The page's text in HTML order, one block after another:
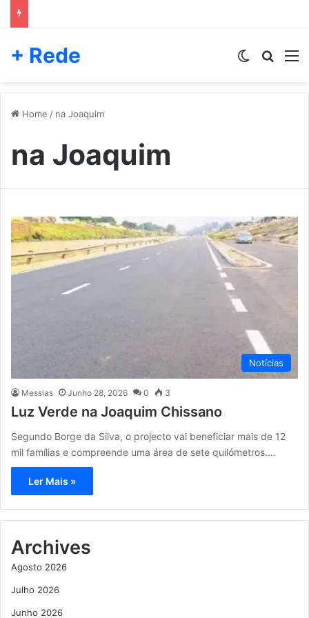
+ Rede Switch skin
Home / na Joaquim
na Joaquim
Notícias
Messias Junho 28, 2026 0 3
Luz Verde na Joaquim Chissano
Segundo Borge da Silva, o projecto vai beneficiar mais de 12
mil famílias e compreende uma área de sete quilómetros.…
Ler Mais »
Archives
Agosto 2026
Julho 2026
Junho 2026